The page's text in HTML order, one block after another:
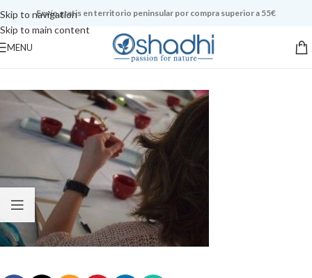
Skip to navigation
Skip to main content
Envío gratis en territorio peninsular por compra superior a 55€
MENU